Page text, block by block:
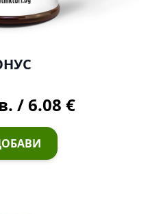
/6.08 €